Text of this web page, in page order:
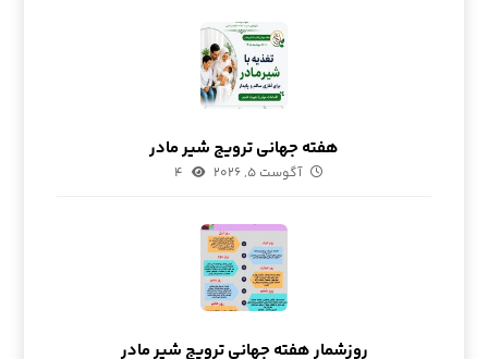
هفته جهانی ترویج شیر مادر
آگوست ۵, ۲۰۲۶ ۴
روزشمار هفته جهانی ترویج شیر مادر